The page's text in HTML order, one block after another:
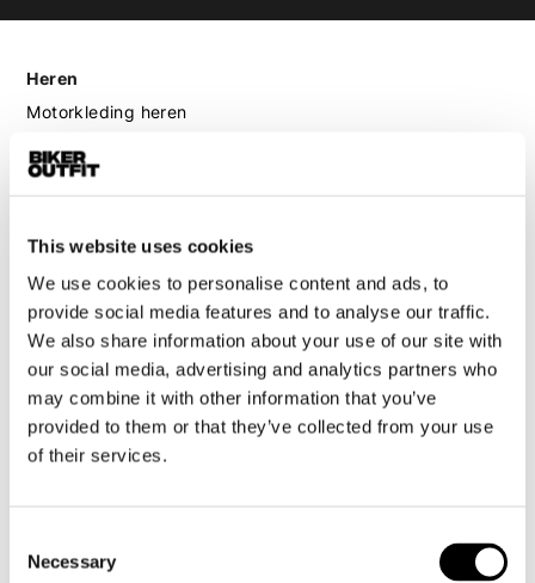
This website uses cookies
We use cookies to personalise content and ads, to
provide social media features and to analyse our traffic.
We also share information about your use of our site with
our social media, advertising and analytics partners who
may combine it with other information that you’ve
provided to them or that they’ve collected from your use
of their services.
Selection
Necessary
Heren
Motorkleding heren
Motorbroek heren
Motorjeans heren
Motorhoodie heren
Motorhelm heren
Motorhandschoenen heren
Motorlaarzen heren